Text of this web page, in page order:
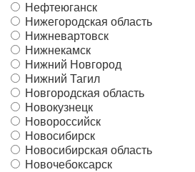
Нефтеюганск
Нижегородская область
Нижневартовск
Нижнекамск
Нижний Новгород
Нижний Тагил
Новгородская область
Новокузнецк
Новороссийск
Новосибирск
Новосибирская область
Новочебоксарск